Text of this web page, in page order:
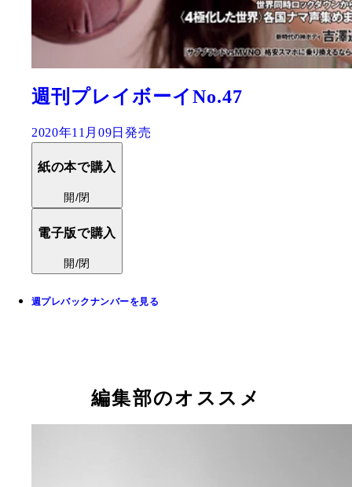
週刊プレイボーイNo.47
2020年11月09日発売
紙の本で購入
開/閉
電子版で購入
開/閉
週プレバックナンバーを見る
編集部のオススメ